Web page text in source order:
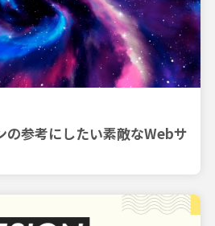
の参考にしたい素敵なWebサ